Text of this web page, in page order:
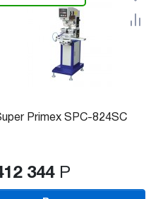
Primex SPC-824SC
344 Р